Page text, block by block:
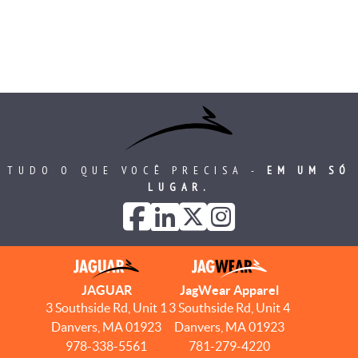
TUDO O QUE VOCÊ PRECISA - EM UM SÓ
LUGAR.
JAGUAR
3 Southside Rd, Unit 1
Danvers, MA 01923
978-338-5561
JagWear Apparel
3 Southside Rd, Unit 4
Danvers, MA 01923
781-279-4220